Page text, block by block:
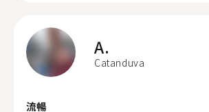
A.
Catanduva
流暢